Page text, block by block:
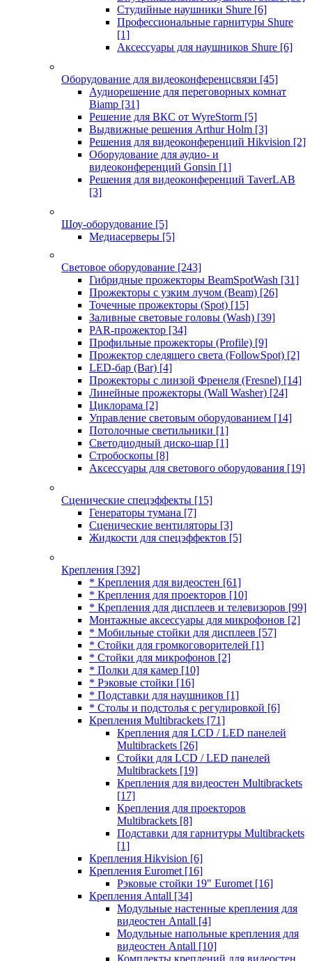
Студийные наушники Shure [6]
Профессиональные гарнитуры Shure
[1]
Аксессуары для наушников Shure [6]
Оборудование для видеоконференцсвязи [45]
Аудиорешение для переговорных комнат
Biamp [31]
Решение для ВКС от WyreStorm [5]
Выдвижные решения Arthur Holm [3]
Решения для видеоконференций Hikvision [2]
Оборудование для аудио- и
видеоконференций Gonsin [1]
Решения для видеоконференций TaverLAB
[3]
Шоу-оборудование [5]
Медиасерверы [5]
Световое оборудование [243]
Гибридные прожекторы BeamSpotWash [31]
Прожекторы с узким лучом (Beam) [26]
Точечные прожекторы (Spot) [15]
Заливные световые головы (Wash) [39]
PAR-прожектор [34]
Профильные прожекторы (Profile) [9]
Прожектор следящего света (FollowSpot) [2]
LED-бар (Bar) [4]
Прожекторы с линзой Френеля (Fresnel) [14]
Линейные прожекторы (Wall Washer) [24]
Циклорама [2]
Управление световым оборудованием [14]
Потолочные светильники [1]
Светодиодный диско-шар [1]
Стробоскопы [8]
Аксессуары для светового оборудования [19]
Сценические спецэффекты [15]
Генераторы тумана [7]
Сценические вентиляторы [3]
Жидкости для спецэффектов [5]
Крепления [392]
* Крепления для видеостен [61]
* Крепления для проекторов [10]
* Крепления для дисплеев и телевизоров [99]
Монтажные аксессуары для микрофонов [2]
* Мобильные стойки для дисплеев [57]
* Стойки для громкоговорителей [1]
* Стойки для микрофонов [2]
* Полки для камер [10]
* Рэковые стойки [16]
* Подставки для наушников [1]
* Столы и подстолья с регулировкой [6]
Крепления Multibrackets [71]
Крепления для LCD / LED панелей
Multibrackets [26]
Стойки для LCD / LED панелей
Multibrackets [19]
Крепления для видеостен Multibrackets
[17]
Крепления для проекторов
Multibrackets [8]
Подставки для гарнитуры Multibrackets
[1]
Крепления Hikvision [6]
Крепления Euromet [16]
Рэковые стойки 19" Euromet [16]
Крепления Antall [34]
Модульные настенные крепления для
видеостен Antall [4]
Модульные напольные крепления для
видеостен Antall [10]
Комплекты креплений для видеостен